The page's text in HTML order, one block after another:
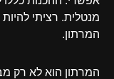
מנטלית. רציתי
המרתון.
המרתון הוא לא רק